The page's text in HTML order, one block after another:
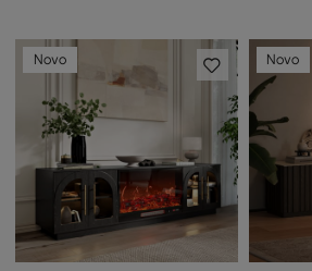
Novo Novo